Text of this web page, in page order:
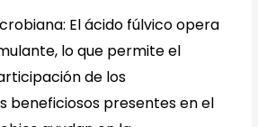
El ácido fúlvico opera
lo que permite el
de los
beneficiosos presentes en el